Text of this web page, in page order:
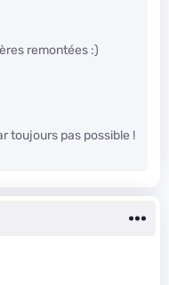
remontées :)
toujours pas possible !